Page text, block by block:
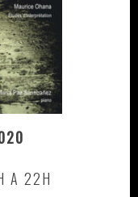
A 22H